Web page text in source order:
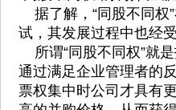
据了解，“同股不同权
试，其发展过程中也经
所谓“同股不同权”就
通过满足企业管理者的
票权集中时公司才具有